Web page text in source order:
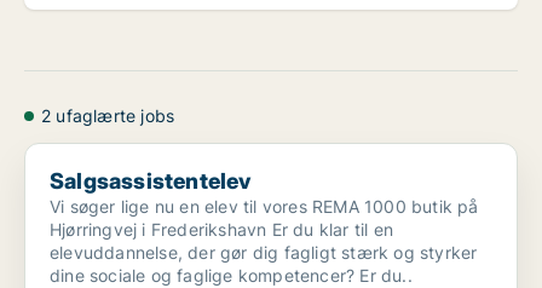
2 ufaglærte jobs
Salgsassistentelev
Salgsassistentelev
Vi søger lige nu en elev til vores REMA 1000 butik på
Hjørringvej i Frederikshavn Er du klar til en
elevuddannelse, der gør dig fagligt stærk og styrker
dine sociale og faglige kompetencer? Er du..